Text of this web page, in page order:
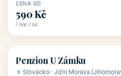
CENA OD
590 Kč
/ noc / os.
🏡 penzion
Penzion U Zámku
🍷 Slovácko · Jižní Morava